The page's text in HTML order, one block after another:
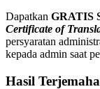
Dapatkan GRATIS
Certificate of
persyaratan
kepada admin saat
Hasil